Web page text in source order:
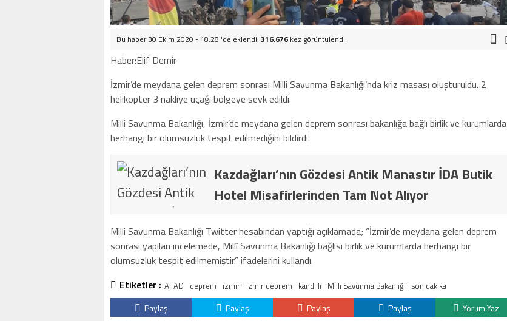
Bu haber 30 Ekim 2020 - 18:28 'de eklendi. 316.676 kez görüntülendi.
Haber:Elif Demir
İzmir’de meydana gelen deprem sonrası Milli Savunma Bakanlığı’nda kriz masası oluşturuldu. 2
helikopter 3 nakliye uçağı bölgeye sevk edildi.
Milli Savunma Bakanlığı, İzmir’de meydana gelen deprem sonrası bakanlığa bağlı birlik ve kurumlarda
herhangi bir olumsuzluk tespit edilmediğini bildirdi.
Kazdağları’nın Gözdesi Antik Manastır İDA Butik
Hotel Misafirlerinden Tam Not Alıyor
Milli Savunma Bakanlığı Twitter hesabından yaptığı açıklamada; “İzmir’de meydana gelen deprem
sonrası yapılan incelemede, Millî Savunma Bakanlığı bağlısı birlik ve kurumlarda herhangi bir
olumsuzluk tespit edilmemiştir.” ifadelerini kullandı.
Etiketler : AFAD deprem izmir izmir deprem kandilli Milli Savunma Bakanlığı son dakika
Paylaş Paylaş Paylaş Paylaş Yorum Yaz